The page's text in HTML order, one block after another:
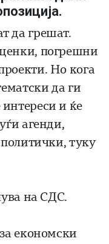
да грешат.
погрешни
Но кога
да ги
и ќе
агенди,
туку
на СДС.
економски